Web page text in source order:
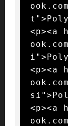
<p><a
<p><a
<p><a